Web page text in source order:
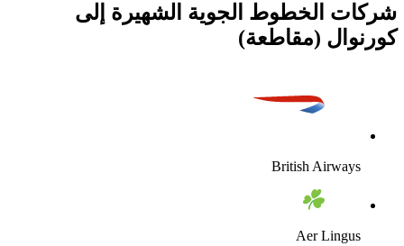
الخطوط الجوية الشهيرة إلى
(مقاطعة)
British
Aer